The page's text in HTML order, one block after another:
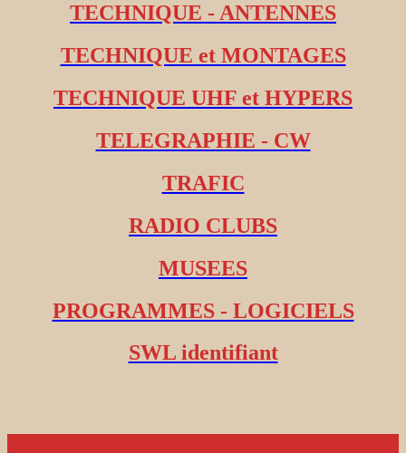
TECHNIQUE - ANTENNES
TECHNIQUE et MONTAGES
TECHNIQUE UHF et HYPERS
TELEGRAPHIE - CW
TRAFIC
RADIO CLUBS
MUSEES
PROGRAMMES - LOGICIELS
SWL identifiant